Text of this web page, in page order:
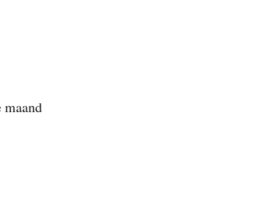
maand